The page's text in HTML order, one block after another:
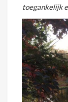
toegankelijk